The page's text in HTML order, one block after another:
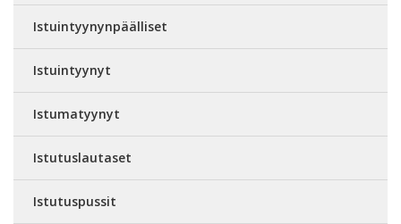
Istuintyynynpäälliset
Istuintyynyt
Istumatyynyt
Istutuslautaset
Istutuspussit